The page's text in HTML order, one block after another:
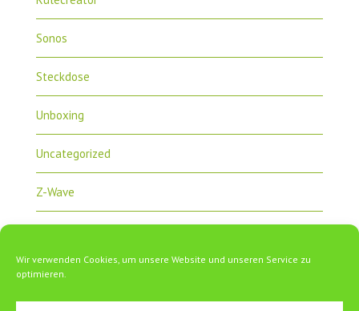
Wir verwenden Cookies, um unsere Website und unseren Service zu
optimieren.
Sonos
Steckdose
Unboxing
Uncategorized
Z-Wave
ZipaTile